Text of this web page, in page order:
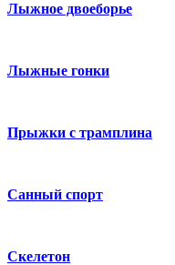
Лыжное двоеборье
Лыжные гонки
Прыжки с трамплина
Санный спорт
Скелетон